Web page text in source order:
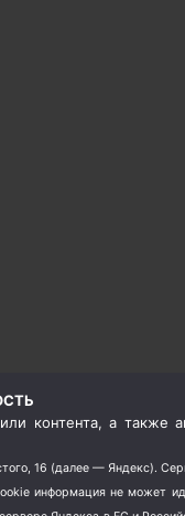
контента, а также
16 (далее — Яндекс).
информация не может